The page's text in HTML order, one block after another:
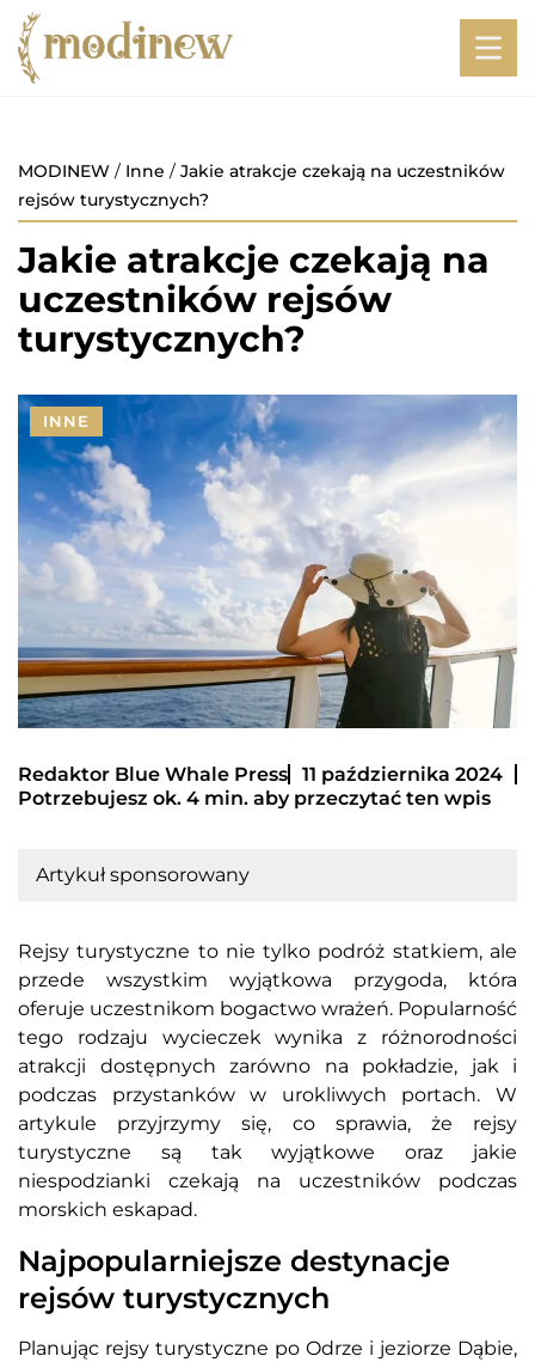
MODINEW / Inne / Jakie atrakcje czekają na uczestników
rejsów turystycznych?
Jakie atrakcje czekają na
uczestników rejsów
turystycznych?
INNE
Redaktor Blue Whale Press
11 października 2024
Potrzebujesz ok. 4 min. aby przeczytać ten wpis
Artykuł sponsorowany
Rejsy turystyczne to nie tylko podróż statkiem, ale
przede wszystkim wyjątkowa przygoda, która
oferuje uczestnikom bogactwo wrażeń. Popularność
tego rodzaju wycieczek wynika z różnorodności
atrakcji dostępnych zarówno na pokładzie, jak i
podczas przystanków w urokliwych portach. W
artykule przyjrzymy się, co sprawia, że rejsy
turystyczne są tak wyjątkowe oraz jakie
niespodzianki czekają na uczestników podczas
morskich eskapad.
Najpopularniejsze destynacje
rejsów turystycznych
Planując rejsy turystyczne po Odrze i jeziorze Dąbie,